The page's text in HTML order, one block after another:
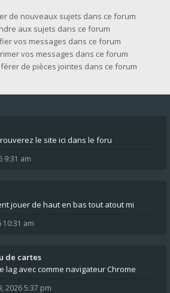
de nouveaux sujets dans ce forum
aux sujets dans ce forum
vos messages dans ce forum
vos messages dans ce forum
de pièces jointes dans ce forum
le site ici dans le foru
9:31 am
jouer de haut en bas tout atout mi
10:31 am
de cartes
lag avec comme navigateur Chrome
2026 5:37 pm